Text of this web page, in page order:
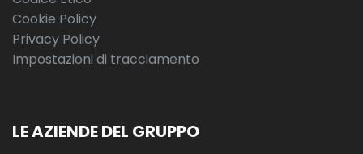
Cookie Policy
Privacy Policy
Impostazioni di tracciamento
LE AZIENDE DEL GRUPPO